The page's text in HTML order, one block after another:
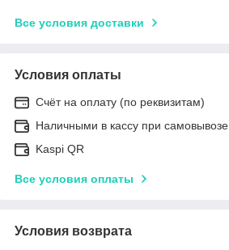
Все условия доставки
Условия оплаты
Счёт на оплату (по реквизитам)
Наличными в кассу при самовывозе
Kaspi QR
Все условия оплаты
Условия возврата